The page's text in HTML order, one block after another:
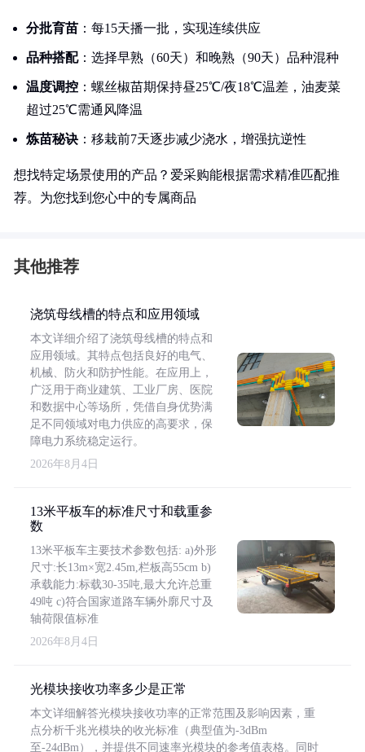
分批育苗 ：每15天播一批，实现连续供应
品种搭配：选择早熟（60天）和晚熟（90天）品种混种
温度调控 ：螺丝椒苗期保持昼25℃/夜18℃温差，油麦菜
超过25℃需通风降温
炼苗秘诀 ：移栽前7天逐步减少浇水，增强抗逆性
想找特定场景使用的产品？爱采购能根据需求精准匹配推
荐。为您找到您心中的专属商品
其他推荐
浇筑母线槽的特点和应用领域
本文详细介绍了浇筑母线槽的特点和
应用领域。其特点包括良好的电气、
机械、防火和防护性能。在应用上，
广泛用于商业建筑、工业厂房、医院
和数据中心等场所，凭借自身优势满
足不同领域对电力供应的高要求，保
障电力系统稳定运行。
2026年8月4日
13米平板车的标准尺寸和载重参
数
13米平板车主要技术参数包括: a)外形
尺寸:长13m×宽2.45m,栏板高55cm b)
承载能力:标载30-35吨,最大允许总重
49吨 c)符合国家道路车辆外廓尺寸及
轴荷限值标准
2026年8月4日
光模块接收功率多少是正常
本文详细解答光模块接收功率的正常范围及影响因素，重
点分析千兆光模块的收光标准（典型值为-3dBm
至-24dBm），并提供不同速率光模块的参考值表格。同时